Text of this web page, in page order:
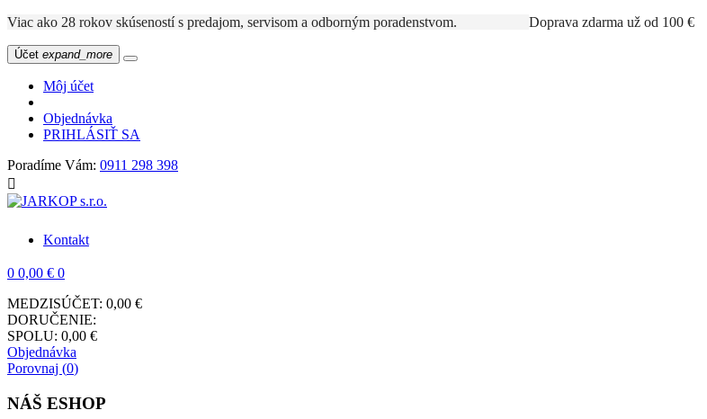
Viac ako 28 rokov skúseností s predajom, servisom a odborným poradenstvom. Doprava zdarma už od 100 €
Účet expand_more
Môj účet
Objednávka
PRIHLÁSIŤ SA
Poradíme Vám: 0911 298 398

Kontakt
0 0,00 € 0
MEDZISÚČET: 0,00 €
DORUČENIE:
SPOLU: 0,00 €
Objednávka
Porovnaj (0)
NÁŠ ESHOP